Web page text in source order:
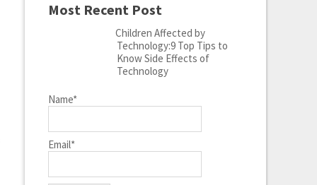
Most Recent Post
Children Affected by
Technology:9 Top Tips to
Know Side Effects of
Technology
Name*
Email*